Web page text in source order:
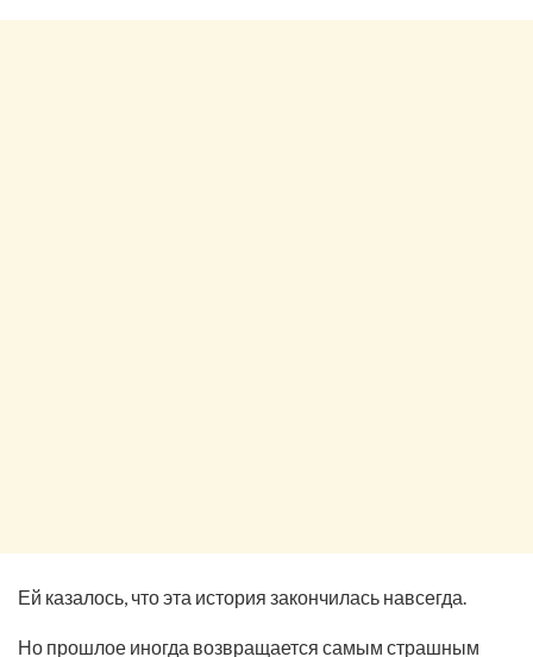
Ей казалось, что эта история закончилась навсегда.
Но прошлое иногда возвращается самым страшным